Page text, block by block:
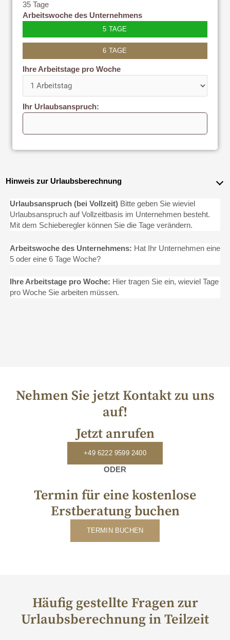
35 Tage
Arbeitswoche des Unternehmens
5 TAGE
6 TAGE
Ihre Arbeitstage pro Woche
Ihr Urlaubsanspruch:
Hinweis zur Urlaubsberechnung
Urlaubsanspruch (bei Vollzeit) Bitte geben Sie wieviel
Urlaubsanspruch auf Vollzeitbasis im Unternehmen besteht.
Mit dem Schieberegler können Sie die Tage verändern.
Arbeitswoche des Unternehmens: Hat Ihr Unternehmen eine
5 oder eine 6 Tage Woche?
Ihre Arbeitstage pro Woche: Hier tragen Sie ein, wieviel Tage
pro Woche Sie arbeiten müssen.
Nehmen Sie jetzt Kontakt zu uns
auf!
Jetzt anrufen
+49 6222 9599 2400
ODER
Termin für eine kostenlose
Erstberatung buchen
TERMIN BUCHEN
Häufig gestellte Fragen zur
Urlaubsberechnung in Teilzeit